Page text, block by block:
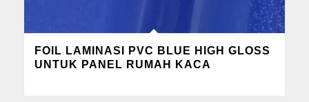
FOIL LAMINASI PVC BLUE HIGH GLOSS
UNTUK PANEL RUMAH KACA